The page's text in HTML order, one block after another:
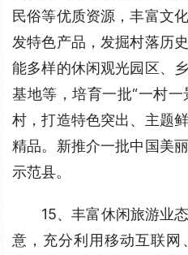
民俗等优质资源，丰富文
发特色产品，发掘村落历
能多样的休闲观光园区、
基地等，培育一批“一村一
村，打造特色突出、主题
精品。新推介一批中国美
示范县。
15、丰富休闲旅游业
意，充分利用移动互联